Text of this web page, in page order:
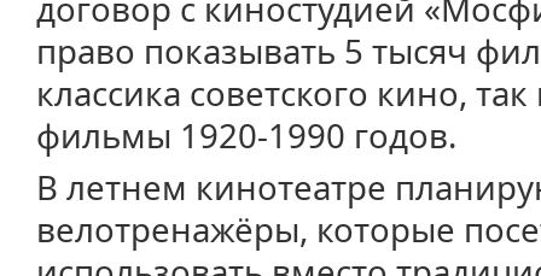
право показывать 5 тысяч
классика советского кино,
фильмы 1920-1990 годов.
В летнем кинотеатре
велотренажёры, которые